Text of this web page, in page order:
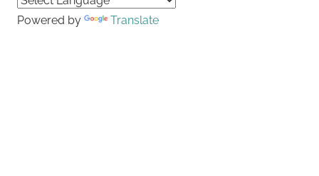
Powered by Translate